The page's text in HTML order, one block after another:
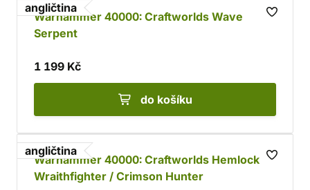
angličtina
Warhammer 40000: Craftworlds Wave
Serpent
1 199 Kč
do košíku
angličtina
Warhammer 40000: Craftworlds Hemlock
Wraithfighter / Crimson Hunter